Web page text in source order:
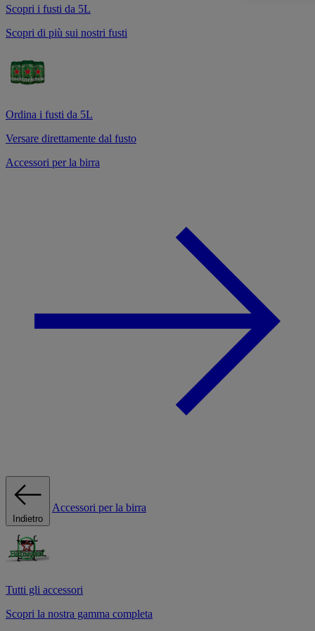
Scopri i fusti da 5L
Scopri di più sui nostri fusti
Ordina i fusti da 5L
Versare direttamente dal fusto
Accessori per la birra
Indietro
Accessori per la birra
Tutti gli accessori
Scopri la nostra gamma completa